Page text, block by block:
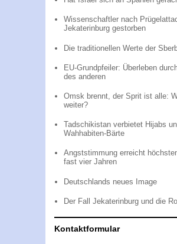
Wissenschaftler nach
Jekaterinburg gestorben
Die traditionellen Werte der
EU-Grundpfeiler: Überleben
des anderen
Omsk brennt, der Sprit ist alle:
weiter?
Tadschikistan verbietet Hijabs
Wahhabiten-Bärte
Angststimmung erreicht
fast vier Jahren
Deutschlands neues Image
Der Fall Jekaterinburg und die
Kontaktformular